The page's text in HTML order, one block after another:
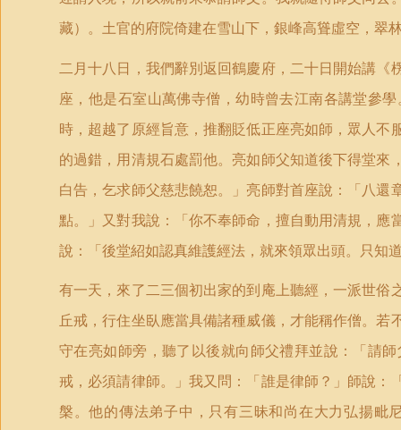
藏）。土官的府院倚建在雪山下，銀峰高聳虛空，翠
二月十八日，我們辭別返回鶴慶府，二十日開始講
座，他是石室山萬佛寺僧，幼時曾去江南各講堂參
時，超越了原經旨意，推翻貶低正座亮如師，眾人
的過錯，用清規石處罰他。亮如師父知道後下得堂
白告，乞求師父慈悲饒恕。」亮師對首座說：「八
點。」又對我說：「你不奉師命，擅自動用清規，
說：「後堂紹如認真維護經法，就來領眾出頭。只知
有一天，來了二三個初出家的到庵上聽經，一派世
丘戒，行住坐臥應當具備諸種威儀，才能稱作僧。
守在亮如師旁，聽了以後就向師父禮拜並說：「請
戒，必須請律師。」我又問：「誰是律師？」師說
槃。他的傳法弟子中，只有三昧和尚在大力弘揚毗